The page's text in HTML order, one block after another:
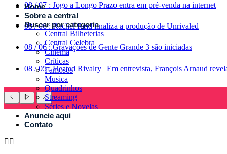
08 / 07 : Jogo a Longo Prazo entra em pré-venda na internet
08 / 06 : Rachel Reid finaliza a produção de Unrivaled
08 / 06 : Gravações de Gente Grande 3 são iniciadas
08 / 05 : Heated Rivalry | Em entrevista, François Arnaud
Home
Sobre a central
Buscar por categoria
Central Bilheterias
Central Celebra
Cinema
Críticas
Famosos
Musica
Quadrinhos
Streaming
Séries e Novelas
Anuncie aqui
Contato